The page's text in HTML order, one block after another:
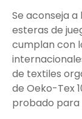
Se aconseja
esteras de
cumplan con
de textiles
de Oeko-Tex
probado para